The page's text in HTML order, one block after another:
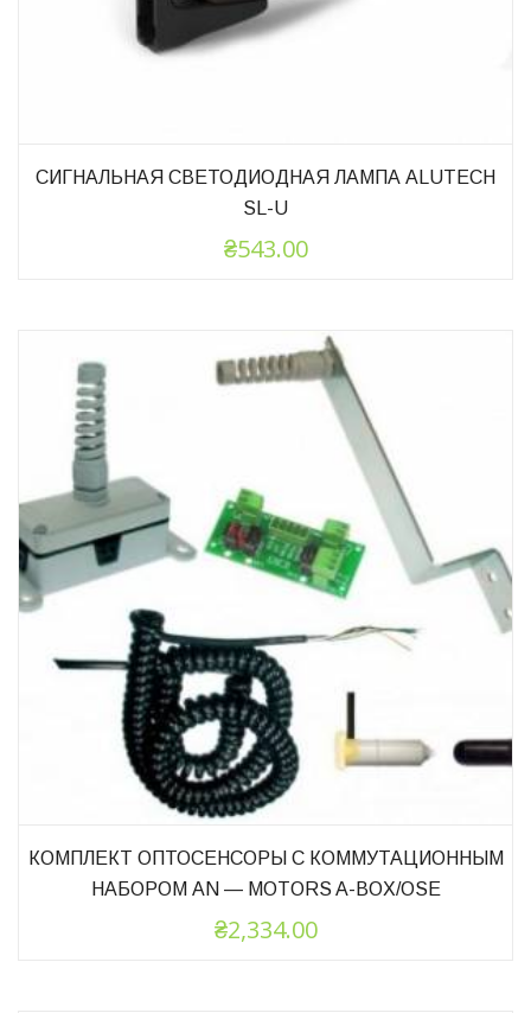
СИГНАЛЬНАЯ СВЕТОДИОДНАЯ ЛАМПА ALUTECH
SL-U
₴543.00
КОМПЛЕКТ ОПТОСЕНСОРЫ С КОММУТАЦИОННЫМ
НАБОРОМ AN — MOTORS A-BOX/OSE
₴2,334.00